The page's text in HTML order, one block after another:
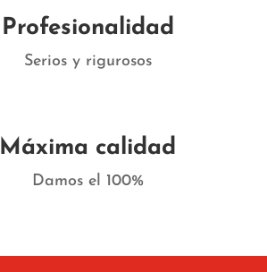
Profesionalidad
Serios y rigurosos
Máxima calidad
Damos el 100%